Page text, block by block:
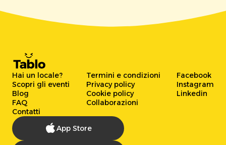
Hai un locale?
Scopri gli eventi
Blog
FAQ
Contatti
Termini e condizioni
Privacy policy
Cookie policy
Collaborazioni
Facebook
Instagram
Linkedin
App Store